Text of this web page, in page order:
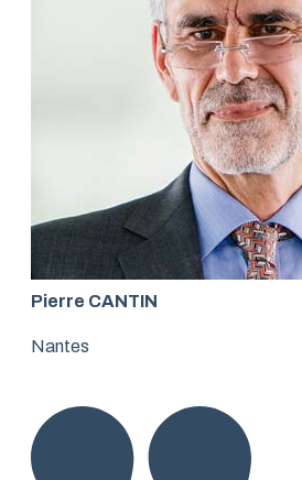
Pierre CANTIN
Nantes